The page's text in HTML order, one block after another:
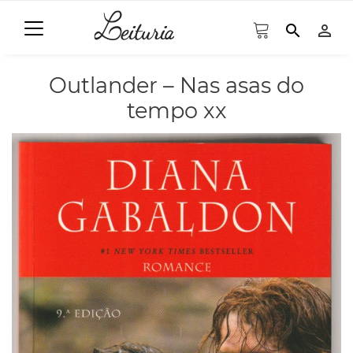
search person_outline
Outlander – Nas asas do
tempo xx